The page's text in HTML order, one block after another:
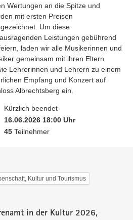
Wertungen an die Spitze und
mit ersten Preisen
Um diese
Leistungen gebührend
laden wir alle Musikerinnen und
gemeinsam mit ihren Eltern
Lehrerinnen und Lehrern zu einem
Empfang und Konzert auf
Albrechtsberg ein.
Kürzlich beendet
16.06.2026 18:00 Uhr
45Teilnehmer
Kultur und Tourismus
in der Kultur 2026,